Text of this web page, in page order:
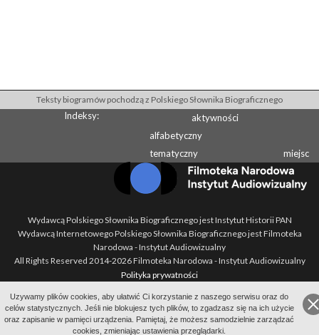
Uzywamy plików cookies, aby ułatwić Ci korzystanie z naszego serwisu oraz do
celów statystycznych. Jeśli nie blokujesz tych plików, to zgadzasz się na ich użycie
oraz zapisanie w pamięci urządzenia. Pamiętaj, że możesz samodzielnie zarządzać
cookies, zmieniając ustawienia przeglądarki.
Teksty biogramów pochodzą z Polskiego Słownika Biograficznego
Indeksy:
aktywności
alfabetyczny
tematyczny
miejsc
Wydawcą Polskiego Słownika Biograficznego jest Instytut Historii PAN
Wydawcą Internetowego Polskiego Słownika Biograficznego jest Filmoteka
Narodowa - Instytut Audiowizualny
All Rights Reserved 2014-2026Filmoteka Narodowa - Instytut Audiowizualny
Polityka prywatności
Kontakt
Regulamin